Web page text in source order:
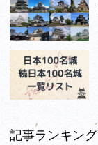
記事ランキング